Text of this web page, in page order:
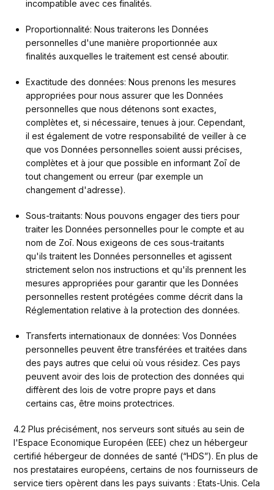
incompatible avec ces finalités.
Proportionnalité: Nous traiterons les Données
personnelles d'une manière proportionnée aux
finalités auxquelles le traitement est censé aboutir.
Exactitude des données: Nous prenons les mesures
appropriées pour nous assurer que les Données
personnelles que nous détenons sont exactes,
complètes et, si nécessaire, tenues à jour. Cependant,
il est également de votre responsabilité de veiller à ce
que vos Données personnelles soient aussi précises,
complètes et à jour que possible en informant Zoī de
tout changement ou erreur (par exemple un
changement d'adresse).
Sous-traitants: Nous pouvons engager des tiers pour
traiter les Données personnelles pour le compte et au
nom de Zoī. Nous exigeons de ces sous-traitants
qu'ils traitent les Données personnelles et agissent
strictement selon nos instructions et qu'ils prennent les
mesures appropriées pour garantir que les Données
personnelles restent protégées comme décrit dans la
Réglementation relative à la protection des données.
Transferts internationaux de données: Vos Données
personnelles peuvent être transférées et traitées dans
des pays autres que celui où vous résidez. Ces pays
peuvent avoir des lois de protection des données qui
diffèrent des lois de votre propre pays et dans
certains cas, être moins protectrices.
4.2 Plus précisément, nos serveurs sont situés au sein de
l'Espace Economique Européen (EEE) chez un hébergeur
certifié hébergeur de données de santé (“HDS”). En plus de
nos prestataires européens, certains de nos fournisseurs de
service tiers opèrent dans les pays suivants : Etats-Unis. Cela